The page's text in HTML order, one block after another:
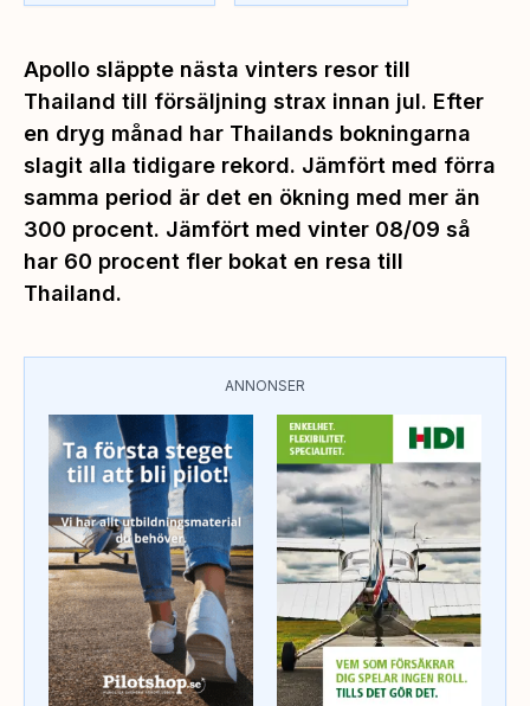
Apollo släppte nästa vinters resor till
Thailand till försäljning strax innan jul. Efter
en dryg månad har Thailands bokningarna
slagit alla tidigare rekord. Jämfört med förra
samma period är det en ökning med mer än
300 procent. Jämfört med vinter 08/09 så
har 60 procent fler bokat en resa till
Thailand.
ANNONSER